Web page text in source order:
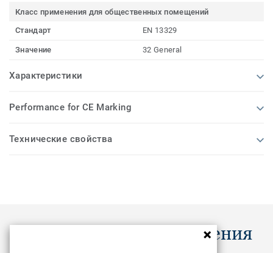
Класс применения для общественных помещений
Стандарт
EN 13329
Значение 32 General
Характеристики
Performance for CE Marking
Технические свойства
Документы и изображения